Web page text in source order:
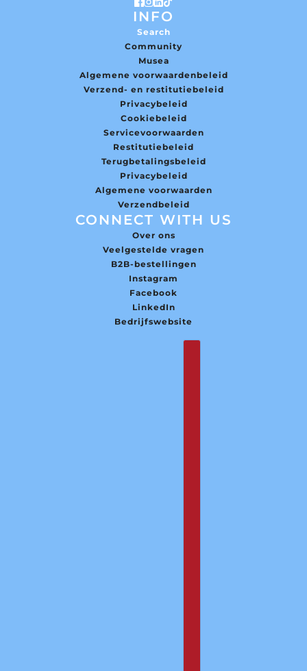
INFO
Search
Community
Musea
Algemene voorwaardenbeleid
Verzend- en restitutiebeleid
Privacybeleid
Cookiebeleid
Servicevoorwaarden
Restitutiebeleid
Terugbetalingsbeleid
Privacybeleid
Algemene voorwaarden
Verzendbeleid
CONNECT WITH US
Over ons
Veelgestelde vragen
B2B-bestellingen
Instagram
Facebook
LinkedIn
Bedrijfswebsite